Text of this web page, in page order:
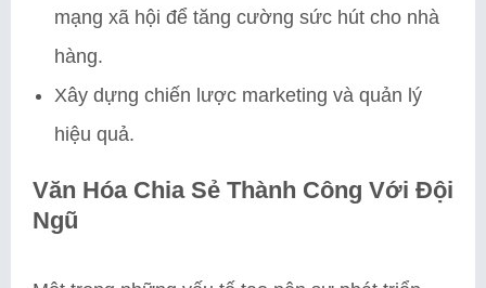
mạng xã hội để tăng cường sức hút cho nhà
hàng.
Xây dựng chiến lược marketing và quản lý
hiệu quả.
Văn Hóa Chia Sẻ Thành Công Với Đội
Ngũ